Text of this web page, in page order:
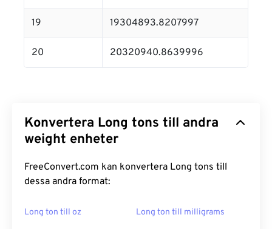
19 19304893.8207997
20 20320940.8639996
Konvertera Long tons till andra
weight enheter
FreeConvert.com kan konvertera Long tons till
dessa andra format:
Long ton till oz Long ton till milligrams